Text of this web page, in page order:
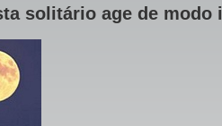
solitário age de modo